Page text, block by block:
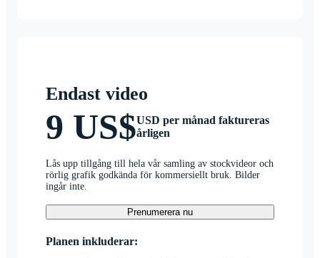
Endast video
9 US$USD per månad faktureras
årligen
Lås upp tillgång till hela vår samling av stockvideor och
rörlig grafik godkända för kommersiellt bruk. Bilder
ingår inte.
Prenumerera nu
Planen inkluderar: